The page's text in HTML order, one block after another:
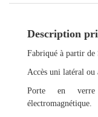
Description
Fabriqué à partir
Accès uni latéral ou
Porte en verre
électromagnétique.